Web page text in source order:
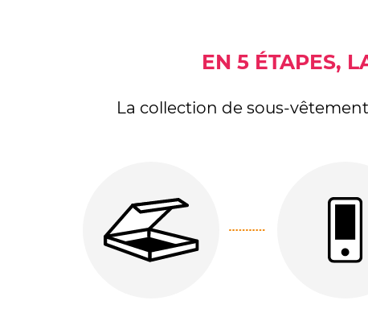
EN 5 ÉTAPES,
La collection de sous-